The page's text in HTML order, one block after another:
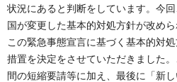
状況にあると判断をしています。今
国が変更した基本的対処方針が改め
この緊急事態宣言に基づく基本的対
措置を決定をさせていただきました
間の短縮要請等に加え、最後に「新